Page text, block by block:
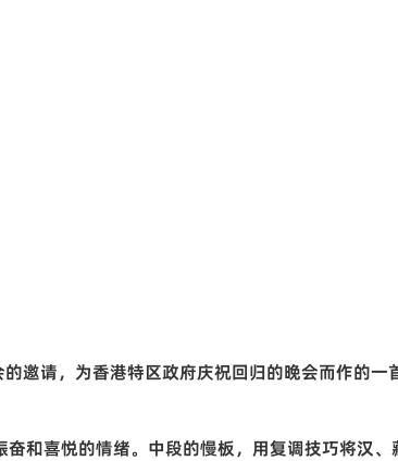
邀请，为香港特区政府庆祝回归的晚会而作的一
和喜悦的情绪。中段的慢板，用复调技巧将汉